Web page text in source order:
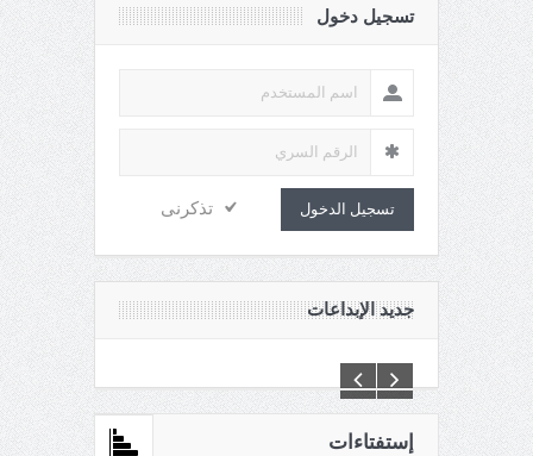
تسجيل دخول
تسجيل الدخول تذكرنى
جديد الإبداعات
إستفتاءات